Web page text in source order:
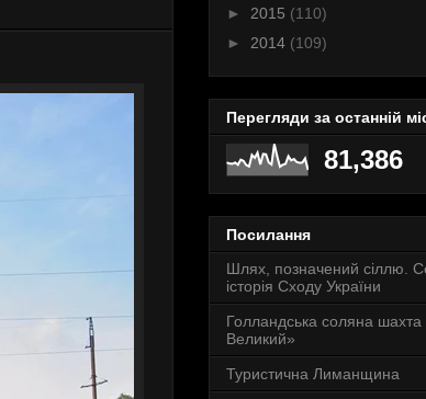
► 2015 (110)
► 2014 (109)
Перегляди за останній
81,386
Посилання
Шлях, позначений сіллю.
історія Сходу України
Голландська соляна
Великий»
Туристична Лиманщина